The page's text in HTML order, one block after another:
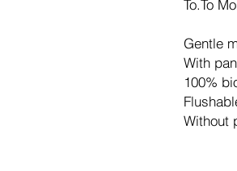
To.To
Gentle
With
100%
Without